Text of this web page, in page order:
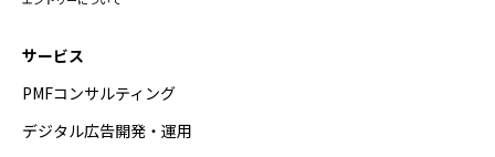
サービス
PMFコンサルティング
デジタル広告開発・運用